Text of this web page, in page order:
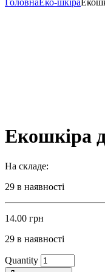
ГоловнаЕко-шкіра
Екошкіра
На складе:
29 в наявності
14.00 грн
29 в наявності
Quantity